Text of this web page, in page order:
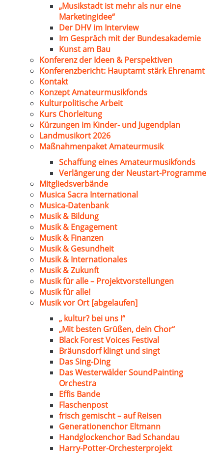
„Musikstadt ist mehr als nur eine
Marketingidee“
Der DHV im Interview
Im Gespräch mit der Bundesakademie
Kunst am Bau
Konferenz der Ideen & Perspektiven
Konferenzbericht: Hauptamt stärk Ehrenamt
Kontakt
Konzept Amateurmusikfonds
Kulturpolitische Arbeit
Kurs Chorleitung
Kürzungen im Kinder- und Jugendplan
Landmusikort 2026
Maßnahmenpaket Amateurmusik
Schaffung eines Amateurmusikfonds
Verlängerung der Neustart-Programme
Mitgliedsverbände
Musica Sacra International
Musica-Datenbank
Musik & Bildung
Musik & Engagement
Musik & Finanzen
Musik & Gesundheit
Musik & Internationales
Musik & Zukunft
Musik für alle – Projektvorstellungen
Musik für alle!
Musik vor Ort [abgelaufen]
„ kultur? bei uns !“
„Mit besten Grüßen, dein Chor“
Black Forest Voices Festival
Bräunsdorf klingt und singt
Das Sing-Ding
Das Westerwälder SoundPainting
Orchestra
Effis Bande
Flaschenpost
frisch gemischt – auf Reisen
Generationenchor Eltmann
Handglockenchor Bad Schandau
Harry-Potter-Orchesterprojekt